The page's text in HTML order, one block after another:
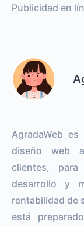
Publicidad en
AgradaWeb
diseño web
clientes,
desarrollo y
rentabilidad de
está